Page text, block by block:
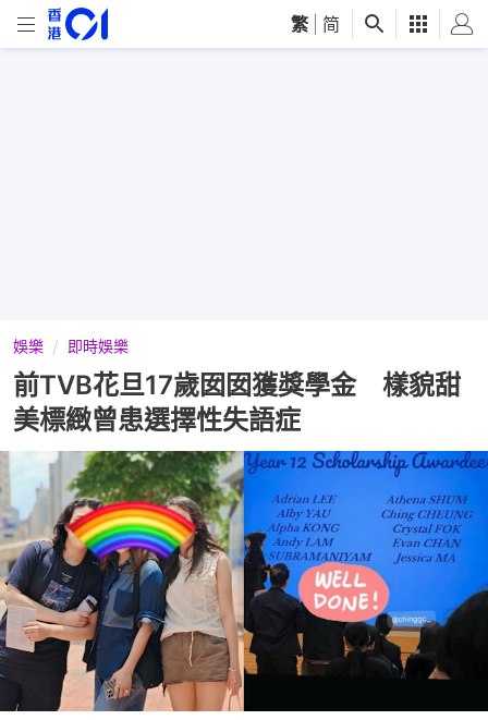
繁 简
娛樂 即時娛樂
前TVB花旦17歲囡囡獲獎學金 樣貌甜
美標緻曾患選擇性失語症